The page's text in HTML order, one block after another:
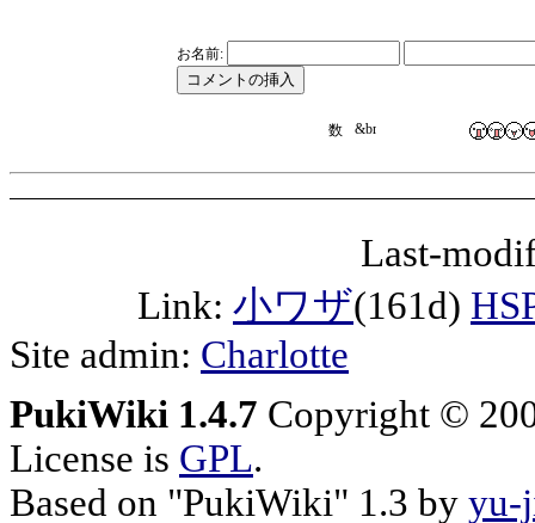
お名前:
Last-
Link: 小ワザ(161d)
Site admin: Charlotte
PukiWiki 1.4.7 Copyright ©
License is GPL.
Based on "PukiWiki" 1.3 by yu-